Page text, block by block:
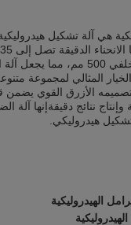
هي آلة تشكيل هيدروليكية
مجهزة بمدى قياس خلفي 500 مم، مما
المثالي لمجموعة
الأزرق القوي
نتائج دقيقةإنها آلة
هيدروليكي.
الهيدروليكية